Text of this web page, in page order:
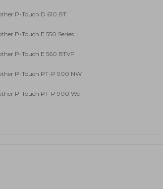
P-Touch D 610 BT
P-Touch E 550 Series
P-Touch E 560 BTVP
P-Touch PT-P 900 NW
P-Touch PT-P 900 Wc